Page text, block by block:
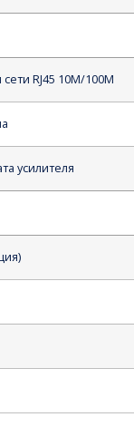
RJ45 10M/100M
усилителя